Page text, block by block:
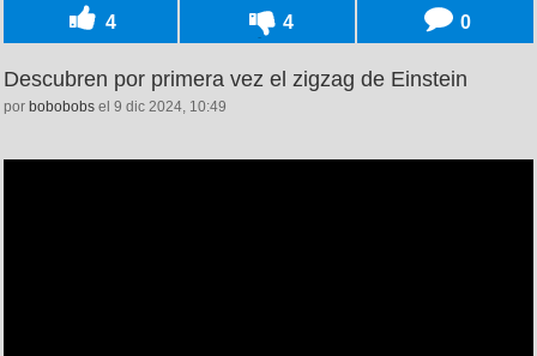
4 4 0
Descubren por primera vez el zigzag de Einstein
por bobobobs el 9 dic 2024, 10:49